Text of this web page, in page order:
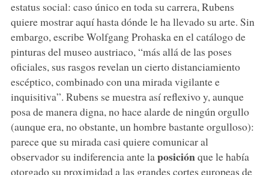
estatus social: caso único en toda su carrera, Rubens
quiere mostrar aquí hasta dónde le ha llevado su arte. Sin
embargo, escribe Wolfgang Prohaska en el catálogo de
pinturas del museo austriaco, “más allá de las poses
oficiales, sus rasgos revelan un cierto distanciamiento
escéptico, combinado con una mirada vigilante e
inquisitiva”. Rubens se muestra así reflexivo y, aunque
posa de manera digna, no hace alarde de ningún orgullo
(aunque era, no obstante, un hombre bastante orgulloso):
parece que su mirada casi quiere comunicar al
observador su indiferencia ante la posiciónque le había
otorgado su proximidad a las grandes cortes europeas de